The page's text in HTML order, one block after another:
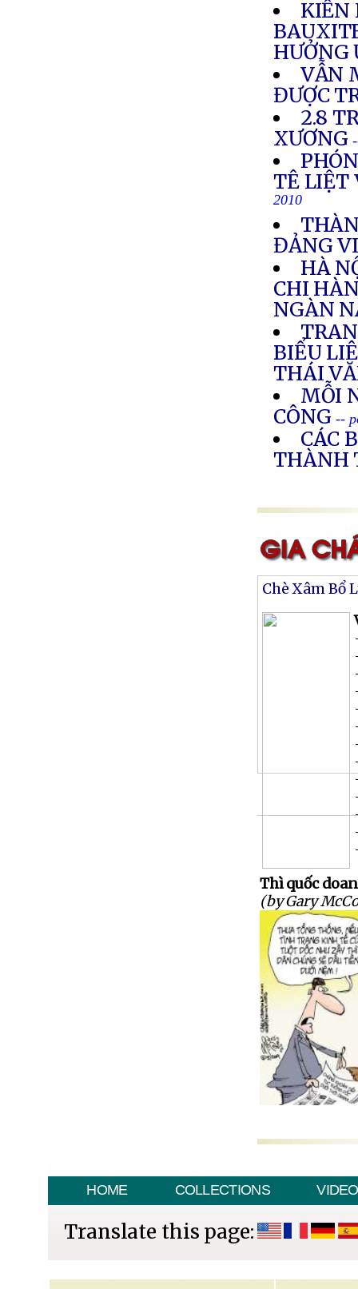
KIẾN
HƯỞNG
VẪN
ĐƯỢC
2.8
XƯƠNG
TÊ LIỆT
2010
ĐẢNG
HÀ
CHI
NGÀN
BIỂU
THÁI
MỖI
CÔNG--
CÁC
THÀNH
Chè Xâm Bổ
Thì quốc
(by Gary
HOME COLLECTIONS VIDEO
Translate this page: